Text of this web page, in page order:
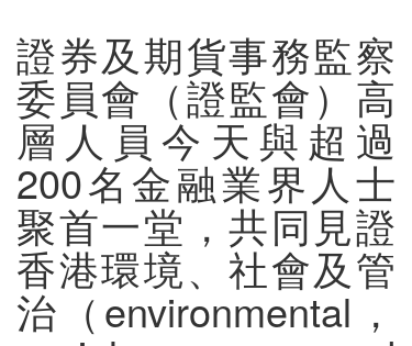
證券及期貨事務監察
委員會（證監會）高
層人員今天與超過
200名金融業界人士
聚首一堂，共同見證
香港環境、社會及管
治（environmental，